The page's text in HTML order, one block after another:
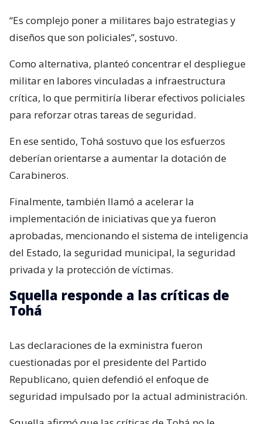
“Es complejo poner a militares bajo estrategias y
diseños que son policiales”, sostuvo.
Como alternativa, planteó concentrar el despliegue
militar en labores vinculadas a infraestructura
crítica, lo que permitiría liberar efectivos policiales
para reforzar otras tareas de seguridad.
En ese sentido, Tohá sostuvo que los esfuerzos
deberían orientarse a aumentar la dotación de
Carabineros.
Finalmente, también llamó a acelerar la
implementación de iniciativas que ya fueron
aprobadas, mencionando el sistema de inteligencia
del Estado, la seguridad municipal, la seguridad
privada y la protección de víctimas.
Squella responde a las críticas de
Tohá
Las declaraciones de la exministra fueron
cuestionadas por el presidente del Partido
Republicano, quien defendió el enfoque de
seguridad impulsado por la actual administración.